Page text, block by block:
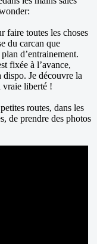
faire toutes les choses
du carcan que
d’entrainement.
fixée à l’avance,
dispo. Je découvre la
vraie liberté !
routes, dans les
de prendre des photos